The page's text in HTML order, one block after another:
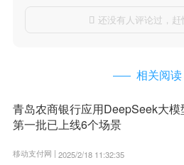
 还没有人评论过，赶
相关阅读
青岛农商银行应用DeepSeek大模
第一批已上线6个场景
移动支付网 | 2025/2/18 11:32:35